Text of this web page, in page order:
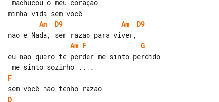
Am
D9 Am
D9
Am F
G
eu nao quero te perder me sinto perdido
F
D